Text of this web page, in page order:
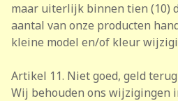
maar uiterlijk binnen tien (10)
aantal van onze producten
kleine model en/of kleur
Artikel 11. Niet goed, geld terug
Wij behouden ons wijzigingen